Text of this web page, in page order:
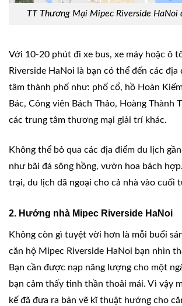
TT Thương Mại Mipec Riverside HaNoi
Với 10-20 phút đi xe bus, xe máy hoặc ô
Riverside HaNoi là bạn có thể đến các
tâm thành phố như: phố cổ, hồ Hoàn
Bác, Công viên Bách Thảo, Hoàng Thành
các trung tâm thương mại giải trí khác.
Không thể bỏ qua các địa điểm du lịch
như bãi đá sông hồng, vườn hoa bách
trại, du lịch dã ngoại cho cả nhà vào cuối
2. Hướng nhà Mipec Riverside HaNoi
Không còn gì tuyệt vời hơn là mỗi buổi
căn hộ Mipec Riverside HaNoi bạn nhìn
Bạn cần được nạp năng lượng cho một
bạn cảm thấy tinh thần thoải mái. Vì vậy
kế đã đưa ra bản vẽ kĩ thuật hướng cho